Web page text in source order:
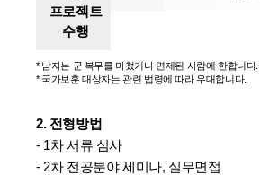
프로젝트
수행
* 남자는 군 복무를 마쳤거나 면제된 사람에 한합니다.
* 국가보훈 대상자는 관련 법령에 따라 우대합니다.
2. 전형방법
- 1차 서류 심사
- 2차 전공분야 세미나, 실무면접